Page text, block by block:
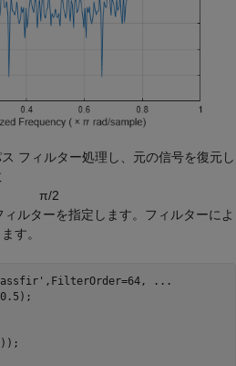
フィルター処理し、元の信号を復元し
π/2
ルターを指定します。フィルターによ
す。
,FilterOrder=64,
...